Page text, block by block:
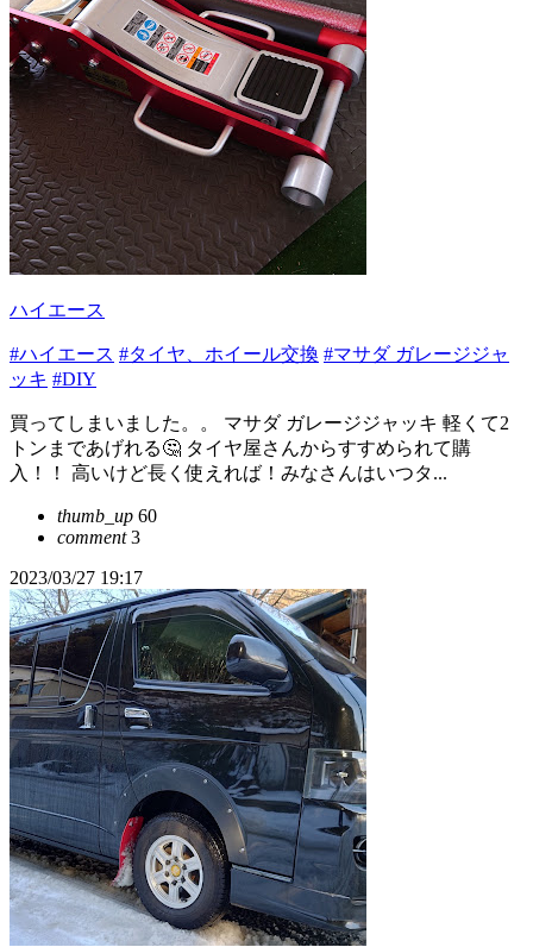
ハイエース
#ハイエース #タイヤ、ホイール交換 #マサダ ガレージジャ
ッキ #DIY
買ってしまいました。。 マサダ ガレージジャッキ 軽くて2
トンまであげれる🤔 タイヤ屋さんからすすめられて購
入！！ 高いけど長く使えれば！みなさんはいつタ...
thumb_up 60
comment3
2023/03/27 19:17